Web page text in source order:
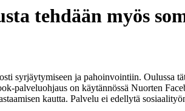
tehdään myös
syrjäytymiseen ja pahoinvointiin. Oulussa
palveluohjaus on käytännössä Nuorten
kautta. Palvelu ei edellytä